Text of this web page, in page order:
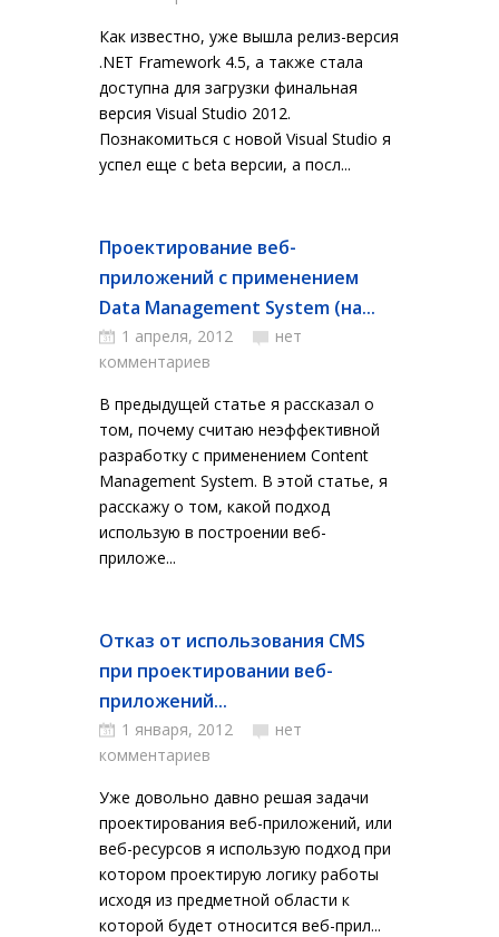
Как известно, уже вышла релиз-версия
.NET Framework 4.5, а также стала
доступна для загрузки финальная
версия Visual Studio 2012.
Познакомиться с новой Visual Studio я
успел еще с beta версии, а посл...
Проектирование веб-
приложений с применением
Data Management System (на...
1 апреля, 2012
нет
комментариев
В предыдущей статье я рассказал о
том, почему считаю неэффективной
разработку с применением Content
Management System. В этой статье, я
расскажу о том, какой подход
использую в построении веб-
приложе...
Отказ от использования CMS
при проектировании веб-
приложений...
1 января, 2012
нет
комментариев
Уже довольно давно решая задачи
проектирования веб-приложений, или
веб-ресурсов я использую подход при
котором проектирую логику работы
исходя из предметной области к
которой будет относится веб-прил...